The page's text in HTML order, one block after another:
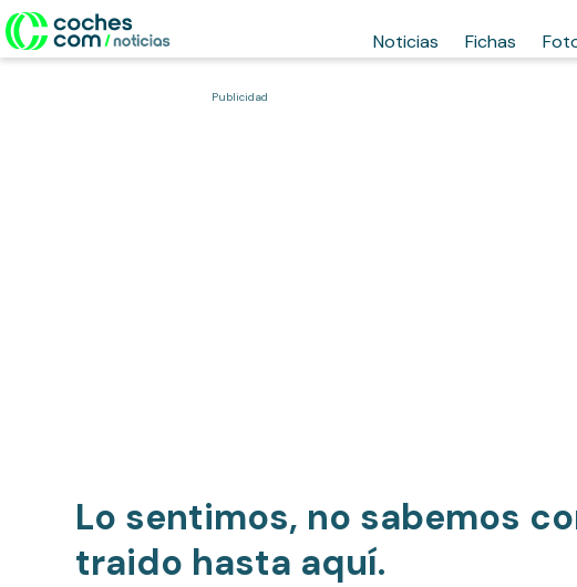
Noticias Fichas
Publicidad
Lo sentimos, no sabemos
traido hasta aquí.